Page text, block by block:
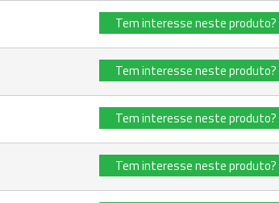
Tem interesse neste produto?
Tem interesse neste produto?
Tem interesse neste produto?
Tem interesse neste produto?